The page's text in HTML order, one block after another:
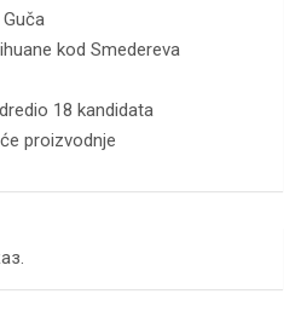
kod Smedereva
18 kandidata
proizvodnje